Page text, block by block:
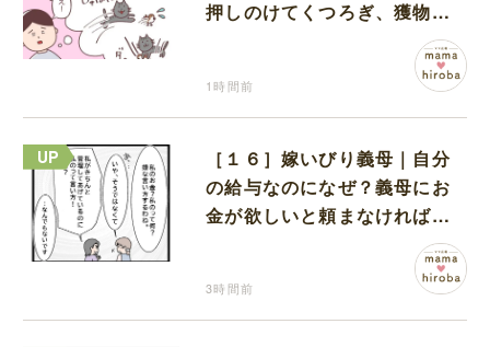
押しのけてくつろぎ、獲物に
も物怖じしない鋼のハート
1時間前
［１６］嫁いびり義母｜自分
の給与なのになぜ？義母にお
金が欲しいと頼まなければな
3時間前